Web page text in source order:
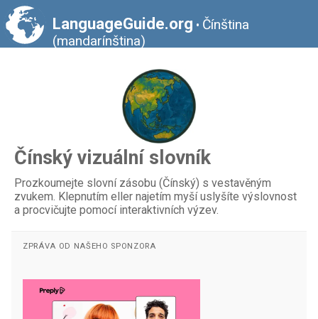
LanguageGuide.org • Čínština
(mandarínština)
Čínský vizuální slovník
Prozkoumejte slovní zásobu (Čínský) s vestavěným
zvukem. Klepnutím eller najetím myší uslyšíte výslovnost
a procvičujte pomocí interaktivních výzev.
ZPRÁVA OD NAŠEHO SPONZORA